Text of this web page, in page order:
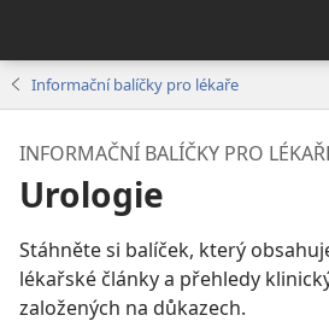
Informační balíčky pro lékaře
INFORMAČNÍ BALÍČKY PRO
Urologie
Stáhněte si balíček, který
lékařské články a přehledy
založených na důkazech.